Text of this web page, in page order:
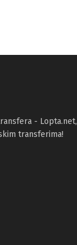
-
transferima!